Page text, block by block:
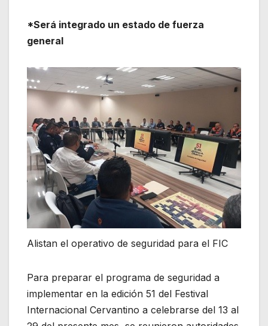
*Será integrado un estado de fuerza
general
Alistan el operativo de seguridad para el FIC
Para preparar el programa de seguridad a
implementar en la edición 51 del Festival
Internacional Cervantino a celebrarse del 13 al